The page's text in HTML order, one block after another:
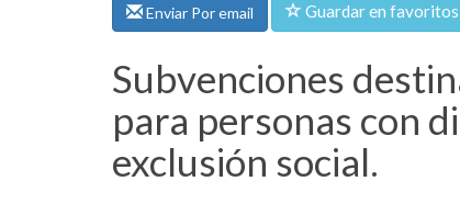
Enviar Por email Guardar en favoritos
Subvenciones
para personas con
exclusión social.